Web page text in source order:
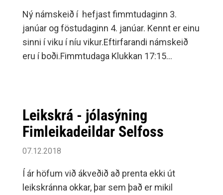
Ný námskeið í hefjast fimmtudaginn 3.
janúar og föstudaginn 4. janúar. Kennt er einu
sinni í viku í níu vikur.Eftirfarandi námskeið
eru í boði.Fimmtudaga Klukkan 17:15
byrjendur (frá ca.
Leikskrá - jólasýning
Fimleikadeildar Selfoss
07.12.2018
Í ár höfum við ákveðið að prenta ekki út
leikskránna okkar, þar sem það er mikil